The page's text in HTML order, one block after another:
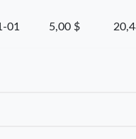
01 5,00 $